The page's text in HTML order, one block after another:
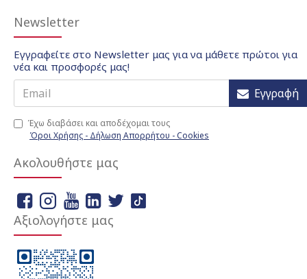
Newsletter
Εγγραφείτε στο Newsletter μας για να μάθετε πρώτοι για
νέα και προσφορές μας!
Εγγραφή
Έχω διαβάσει και αποδέχομαι τους
Όροι Χρήσης - Δήλωση Απορρήτου - Cookies
Ακολουθήστε μας
Αξιολογήστε μας